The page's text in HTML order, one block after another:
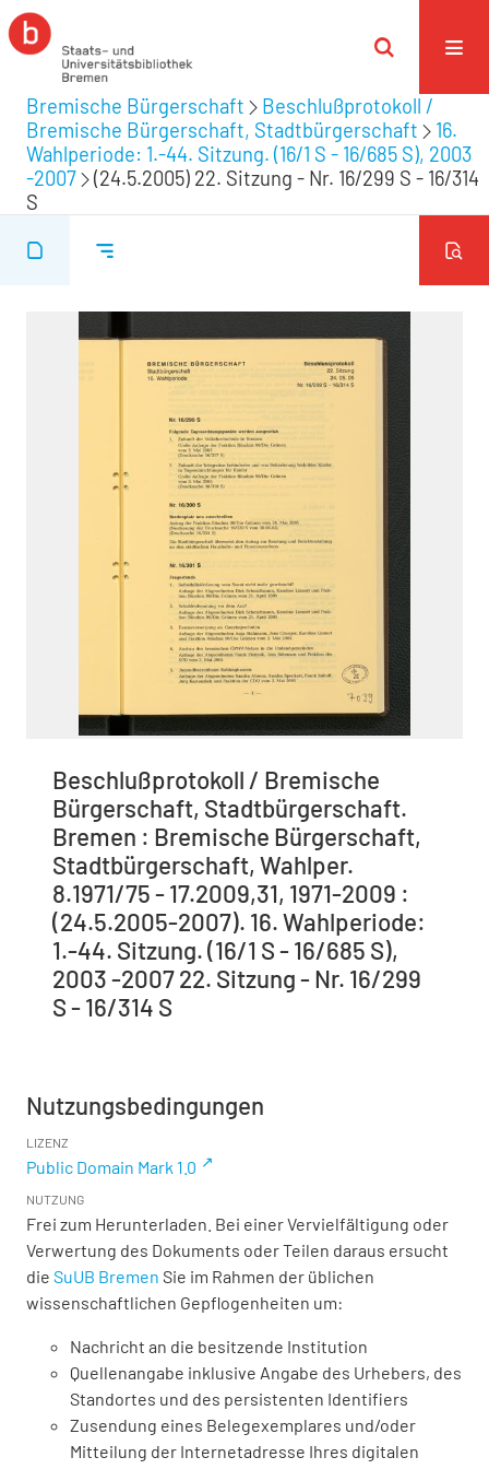
Bremische Bürgerschaft
Beschlußprotokoll /
Bremische Bürgerschaft, Stadtbürgerschaft
16.
Wahlperiode: 1.-44. Sitzung. (16/1 S - 16/685 S), 2003
-2007
(24.5.2005) 22. Sitzung - Nr. 16/299 S - 16/314
S
Beschlußprotokoll / Bremische
Bürgerschaft, Stadtbürgerschaft.
Bremen : Bremische Bürgerschaft,
Stadtbürgerschaft, Wahlper.
8.1971/75 - 17.2009,31, 1971-2009 :
(24.5.2005-2007). 16. Wahlperiode:
1.-44. Sitzung. (16/1 S - 16/685 S),
2003 -2007 22. Sitzung - Nr. 16/299
S - 16/314 S
Nutzungsbedingungen
LIZENZ
Public Domain Mark 1.0
NUTZUNG
Frei zum Herunterladen. Bei einer Vervielfältigung oder
Verwertung des Dokuments oder Teilen daraus ersucht
die SuUB Bremen Sie im Rahmen der üblichen
wissenschaftlichen Gepflogenheiten um:
Nachricht an die besitzende Institution
Quellenangabe inklusive Angabe des Urhebers, des
Standortes und des persistenten Identifiers
Zusendung eines Belegexemplares und/oder
Mitteilung der Internetadresse Ihres digitalen